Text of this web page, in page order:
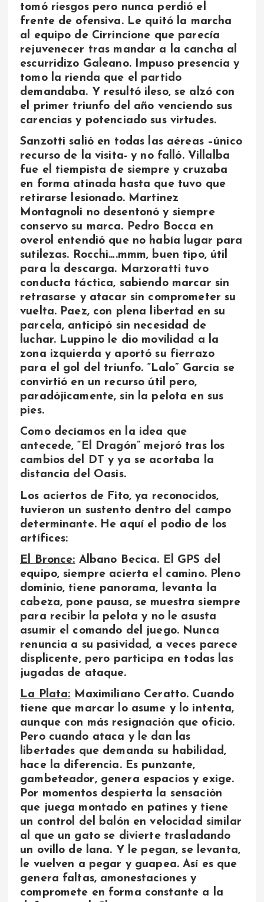
tomó riesgos pero nunca perdió el
frente de ofensiva. Le quitó la marcha
al equipo de Cirrincione que parecía
rejuvenecer tras mandar a la cancha al
escurridizo Galeano. Impuso presencia y
tomo la rienda que el partido
demandaba. Y resultó ileso, se alzó con
el primer triunfo del año venciendo sus
carencias y potenciado sus virtudes.
Sanzotti salió en todas las aéreas –único
recurso de la visita- y no falló. Villalba
fue el tiempista de siempre y cruzaba
en forma atinada hasta que tuvo que
retirarse lesionado. Martinez
Montagnoli no desentonó y siempre
conservo su marca. Pedro Bocca en
overol entendió que no había lugar para
sutilezas. Rocchi….mmm, buen tipo, útil
para la descarga. Marzoratti tuvo
conducta táctica, sabiendo marcar sin
retrasarse y atacar sin comprometer su
vuelta. Paez, con plena libertad en su
parcela, anticipó sin necesidad de
luchar. Luppino le dio movilidad a la
zona izquierda y aportó su fierrazo
para el gol del triunfo. “Lalo” García se
convirtió en un recurso útil pero,
paradójicamente, sin la pelota en sus
pies.
Como decíamos en la idea que
antecede, “El Dragón” mejoró tras los
cambios del DT y ya se acortaba la
distancia del Oasis.
Los aciertos de Fito, ya reconocidos,
tuvieron un sustento dentro del campo
determinante. He aquí el podio de los
artífices:
El Bronce: Albano Becica. El GPS del
equipo, siempre acierta el camino. Pleno
dominio, tiene panorama, levanta la
cabeza, pone pausa, se muestra siempre
para recibir la pelota y no le asusta
asumir el comando del juego. Nunca
renuncia a su pasividad, a veces parece
displicente, pero participa en todas las
jugadas de ataque.
La Plata: Maximiliano Ceratto. Cuando
tiene que marcar lo asume y lo intenta,
aunque con más resignación que oficio.
Pero cuando ataca y le dan las
libertades que demanda su habilidad,
hace la diferencia. Es punzante,
gambeteador, genera espacios y exige.
Por momentos despierta la sensación
que juega montado en patines y tiene
un control del balón en velocidad similar
al que un gato se divierte trasladando
un ovillo de lana. Y le pegan, se levanta,
le vuelven a pegar y guapea. Así es que
genera faltas, amonestaciones y
compromete en forma constante a la